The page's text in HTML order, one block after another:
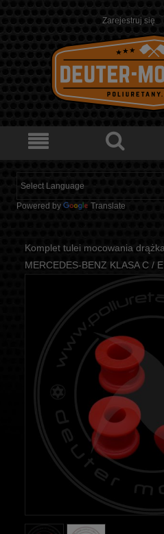
Zarejestruj się
Powered by Translate
Komplet tulei mocowania
MERCEDES-BENZ KLASA C /